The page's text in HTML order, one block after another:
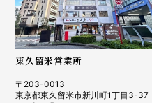
東久留米営業所
〒203-0013
東京都東久留米市新川町1丁目3-37